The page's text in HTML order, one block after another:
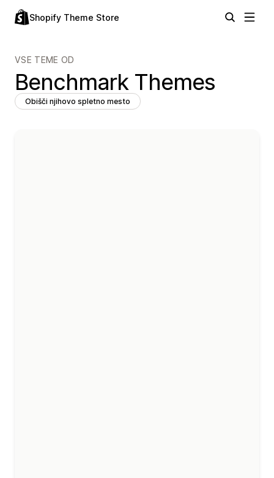
Shopify Theme Store
VSE TEME OD
Benchmark Themes
Obišči njihovo spletno mesto